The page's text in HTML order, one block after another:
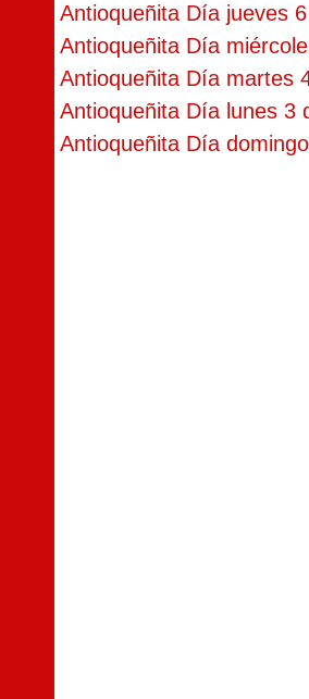
Antioqueñita Día jueves
Antioqueñita Día
Antioqueñita Día martes
Antioqueñita Día lunes 3
Antioqueñita Día